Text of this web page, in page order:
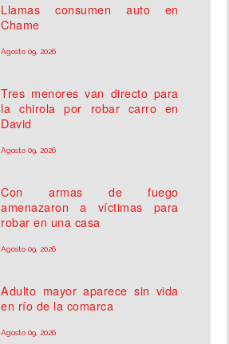
Llamas consumen auto en
Chame
Agosto 09, 2026
Tres menores van directo para
la chirola por robar carro en
David
Agosto 09, 2026
Con armas de fuego
amenazaron a víctimas para
robar en una casa
Agosto 09, 2026
Adulto mayor aparece sin vida
en río de la comarca
Agosto 09, 2026